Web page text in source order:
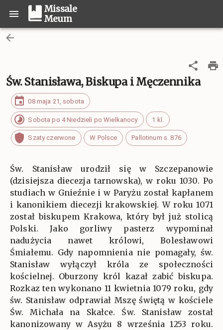
Missale
Meum
Św. Stanisława, Biskupa i Męczennika
08 maja 21, sobota
Sobota po 4 Niedzieli po Wielkanocy 1 kl.
Szaty czerwone W Polsce Pallotinum s. 876
Św. Stanisław urodził się w Szczepanowie
(dzisiejsza diecezja tarnowska), w roku 1030. Po
studiach w Gnieźnie i w Paryżu został kapłanem
i kanonikiem diecezji krakowskiej. W roku 1071
został biskupem Krakowa, który był już stolicą
Polski. Jako gorliwy pasterz wypominał
nadużycia nawet królowi, Bolesławowi
Śmiałemu. Gdy napomnienia nie pomagały, św.
Stanisław wyłączył króla ze społeczności
kościelnej. Oburzony król kazał zabić biskupa.
Rozkaz ten wykonano 11 kwietnia 1079 roku, gdy
św. Stanisław odprawiał Mszę świętą w kościele
Św. Michała na Skałce. Św. Stanisław został
kanonizowany w Asyżu 8 września 1253 roku.